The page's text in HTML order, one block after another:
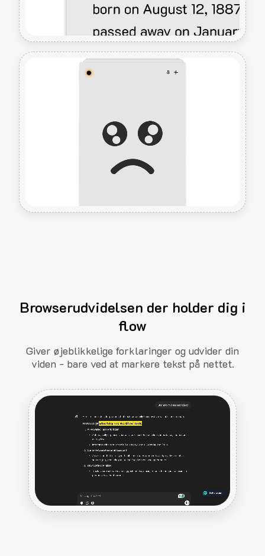
Browserudvidelsen der holder dig i
flow
Giver øjeblikkelige forklaringer og udvider din
viden - bare ved at markere tekst på nettet.